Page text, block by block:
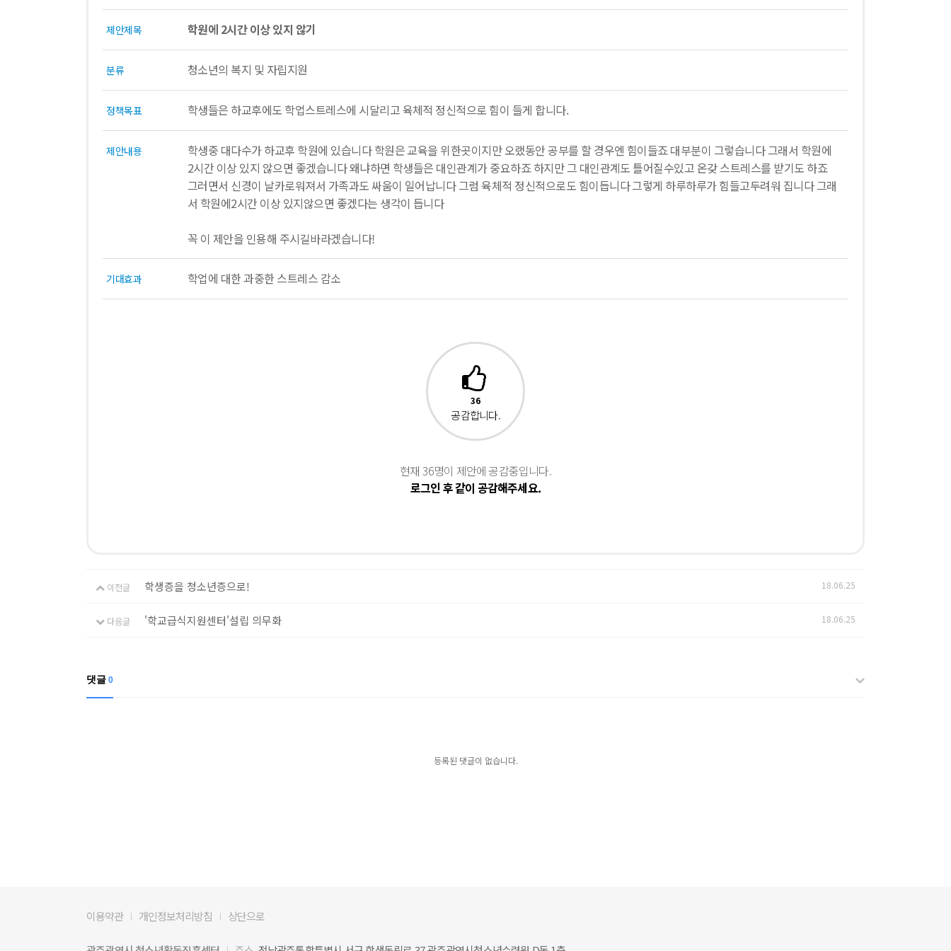
제안제목 학원에 2시간 이상 있지 않기
분류 청소년의 복지 및 자립지원
정책목표 학생들은 하교후에도 학업스트레스에 시달리고 육체적 정신적으로 힘이 들게 합니다.
제안내용
학생중 대다수가 하교후 학원에 있습니다 학원은 교육을 위한곳이지만 오랬동안 공부를 할 경우엔 힘이들죠 대부분이 그렇습니다 그래서 학원에
2시간 이상 있지 않으면 좋겠습니다 왜냐하면 학생들은 대인관계가 중요하죠 하지만 그 대인관계도 틀어질수있고 온갖 스트레스를 받기도 하죠
그러면서 신경이 날카로워져서 가족과도 싸움이 일어납니다 그럼 육체적 정신적으로도 힘이듭니다 그렇게 하루하루가 힘들고두려워 집니다 그래
서 학원에2시간 이상 있지않으면 좋겠다는 생각이 듭니다
꼭 이 제안을 인용해 주시길바라겠습니다!
기대효과 학업에 대한 과중한 스트레스 감소
36
공감합니다.
현재 36명이 제안에 공감중입니다.
로그인 후 같이 공감해주세요.
이전글 학생증을 청소년증으로! 18.06.25
다음글 '학교급식지원센터'설립 의무화 18.06.25
댓글 0
등록된 댓글이 없습니다.
이용약관 개인정보처리방침 상단으로